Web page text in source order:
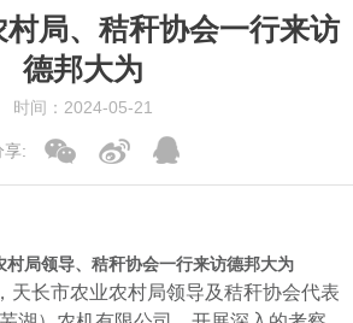
局、秸秆协会一行来访
德邦大为
时间：2024-05-21
享:
村局领导、秸秆协会一行来访德邦大为
天长市农业农村局领导及秸秆协会代表